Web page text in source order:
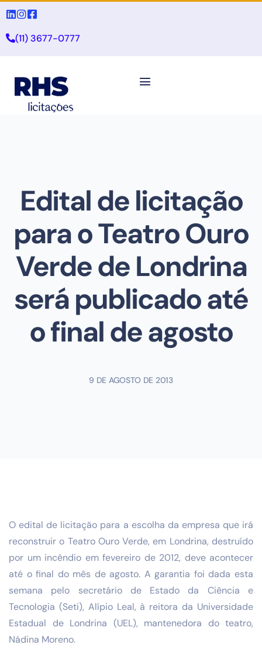
(11) 3677-0777
Edital de licitação
para o Teatro Ouro
Verde de Londrina
será publicado até
o final de agosto
9 DE AGOSTO DE 2013
O edital de licitação para a escolha da empresa que irá
reconstruir o Teatro Ouro Verde, em Londrina, destruído
por um incêndio em fevereiro de 2012, deve acontecer
até o final do mês de agosto. A garantia foi dada esta
semana pelo secretário de Estado da Ciência e
Tecnologia (Seti), Alípio Leal, à reitora da Universidade
Estadual de Londrina (UEL), mantenedora do teatro,
Nádina Moreno.